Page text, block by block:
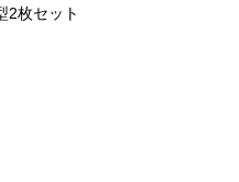
2枚セット